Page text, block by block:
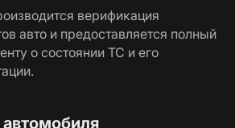
верификация
авто и предоставляется полный
о состоянии ТС и его